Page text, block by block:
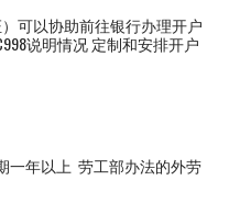
可以协助前往银行办理开户
说明情况 定制和安排开户
一年以上 劳工部办法的外劳